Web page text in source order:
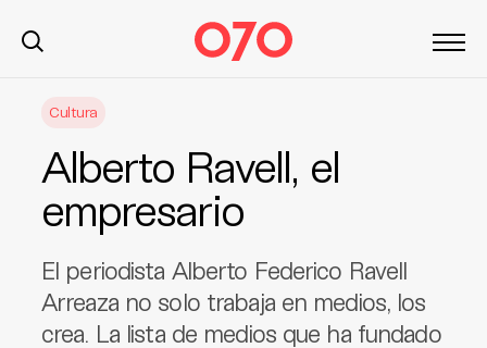
Cultura
Alberto Ravell, el
empresario
El periodista Alberto Federico Ravell
Arreaza no solo trabaja en medios, los
crea. La lista de medios que ha fundado